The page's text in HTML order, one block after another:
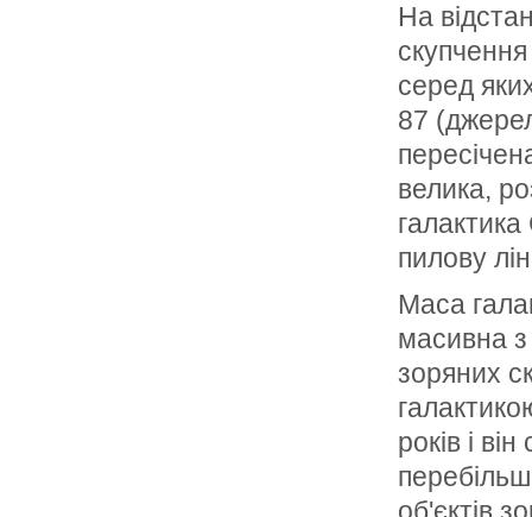
На
серед
87
велика,
пилову
Маса
масивна з
зоряних
років і